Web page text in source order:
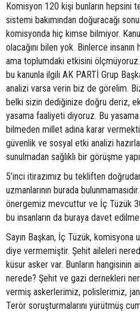
Komisyon 120 kişi bunların hepsini
sistemi bakımından doğuracağı
komisyonda hiç kimse bilmiyor.
olacağını bilen yok. Binlerce
ama toplumdaki etkisini
bu kanunla ilgili AK PARTİ Grup
analizi varsa verin biz de görelim.
belki sizin dediğinize doğru deriz,
yasama faaliyeti diyoruz. Bu
bilmeden millet adına karar
güvenlik ve sosyal etki analizi
sunulmadan sağlıklı bir görüşme
5’inci itirazımız bu tekliften
uzmanlarının burada
önergemiz mevcuttur ve İç Tüzük
bu insanların da buraya davet
Sayın Başkan, İç Tüzük, komisyona
diye vermemiştir. Şehit aileleri
küsur asker var. Bunların hangisinin
nerede? Şehit ve gazi dernekleri
vermiş askerlerimiz, polislerimiz,
Terör soruşturmalarını yürütmüş